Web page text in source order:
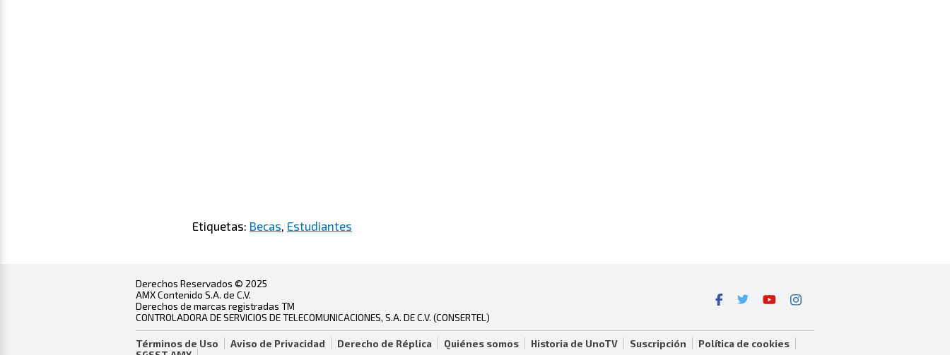
Etiquetas: Becas, Estudiantes
Derechos Reservados © 2025
AMX Contenido S.A. de C.V.
Derechos de marcas registradas TM
CONTROLADORA DE SERVICIOS DE TELECOMUNICACIONES, S.A. DE C.V. (CONSERTEL)
Términos de Uso Aviso de Privacidad Derecho de Réplica Quiénes somos Historia de UnoTV Suscripción
Política de cookies